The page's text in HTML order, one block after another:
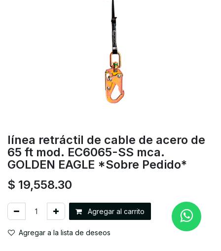
línea retráctil de cable de acero de
65 ft mod. EC6065-SS mca.
GOLDEN EAGLE *Sobre Pedido*
$ 19,558.30
Agregar al carrito
Agregar a la lista de deseos